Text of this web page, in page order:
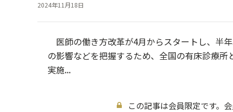
2024年11月18日
医師の働き方改革が4月からスタートし、半
の影響などを把握するため、全国の有床診療
実施...
この記事は会員限定です。